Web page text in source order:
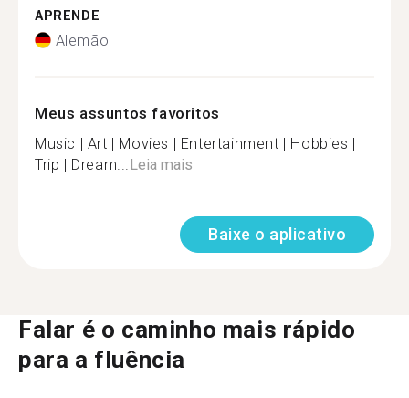
APRENDE
Alemão
Meus assuntos favoritos
Music | Art | Movies | Entertainment | Hobbies |
Trip | Dream... Leia mais
Baixe o aplicativo
Falar é o caminho mais rápido
para a fluência